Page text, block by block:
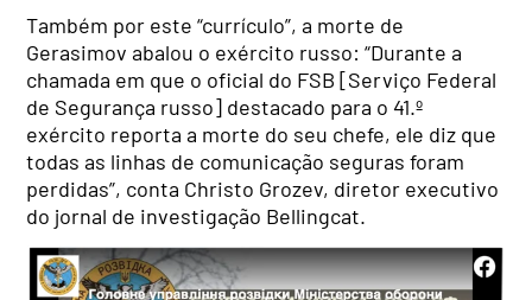
Também por este “currículo”, a morte de
Gerasimov abalou o exército russo: “Durante a
chamada em que o oficial do FSB [Serviço Federal
de Segurança russo] destacado para o 41.º
exército reporta a morte do seu chefe, ele diz que
todas as linhas de comunicação seguras foram
perdidas”, conta Christo Grozev, diretor executivo
do jornal de investigação Bellingcat.